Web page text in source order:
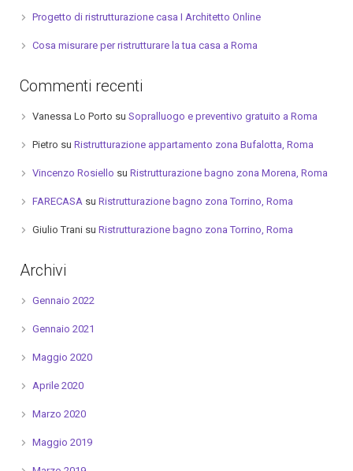
Progetto di ristrutturazione casa I Architetto Online
Cosa misurare per ristrutturare la tua casa a Roma
Commenti recenti
Vanessa Lo Porto su Sopralluogo e preventivo gratuito a Roma
Pietro su Ristrutturazione appartamento zona Bufalotta, Roma
Vincenzo Rosiello su Ristrutturazione bagno zona Morena, Roma
FARECASA su Ristrutturazione bagno zona Torrino, Roma
Giulio Tranisu Ristrutturazione bagno zona Torrino, Roma
Archivi
Gennaio 2022
Gennaio 2021
Maggio 2020
Aprile 2020
Marzo 2020
Maggio 2019